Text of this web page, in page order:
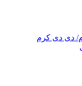
دی دی کرم